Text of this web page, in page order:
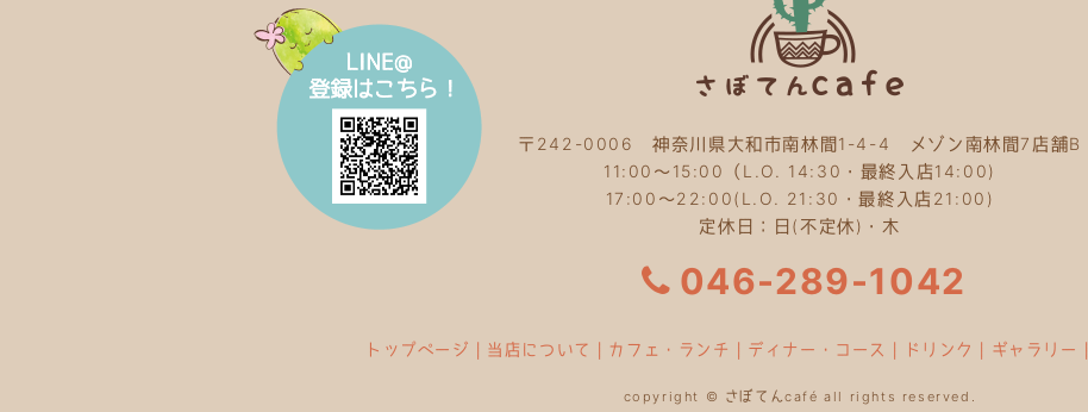
〒242-0006 神奈川県大和市南林間1-4-4 メゾン南林間7店舗B
11:00～15:00（L.O. 14:30・最終入店14:00)
17:00～22:00(L.O. 21:30・最終入店21:00)
定休日：日(不定休)・木
046-289-1042
トップページ ｜ 当店について ｜ カフェ・ランチ ｜ ディナー・コース ｜ ドリンク ｜ ギャラリー ｜
copyright © さぼてんcafé all rights reserved.